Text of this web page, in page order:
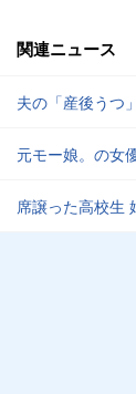
関連ニュース
夫の「産後うつ
元モー娘。の女
席譲った高校生